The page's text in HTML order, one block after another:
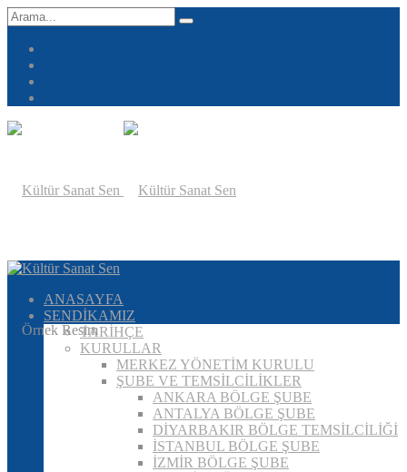
ANASAYFA
SENDİKAMIZ
TARİHÇE
KURULLAR
MERKEZ YÖNETİM KURULU
ŞUBE VE TEMSİLCİLİKLER
ANKARA BÖLGE ŞUBE
ANTALYA BÖLGE ŞUBE
DİYARBAKIR BÖLGE TEMSİLCİLİĞİ
İSTANBUL BÖLGE ŞUBE
İZMİR BÖLGE ŞUBE